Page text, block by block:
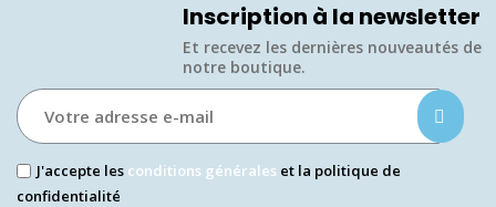
Inscription à la newsletter
Et recevez les dernières nouveautés de
notre boutique.​
J'accepte les conditions générales et la politique de
confidentialité